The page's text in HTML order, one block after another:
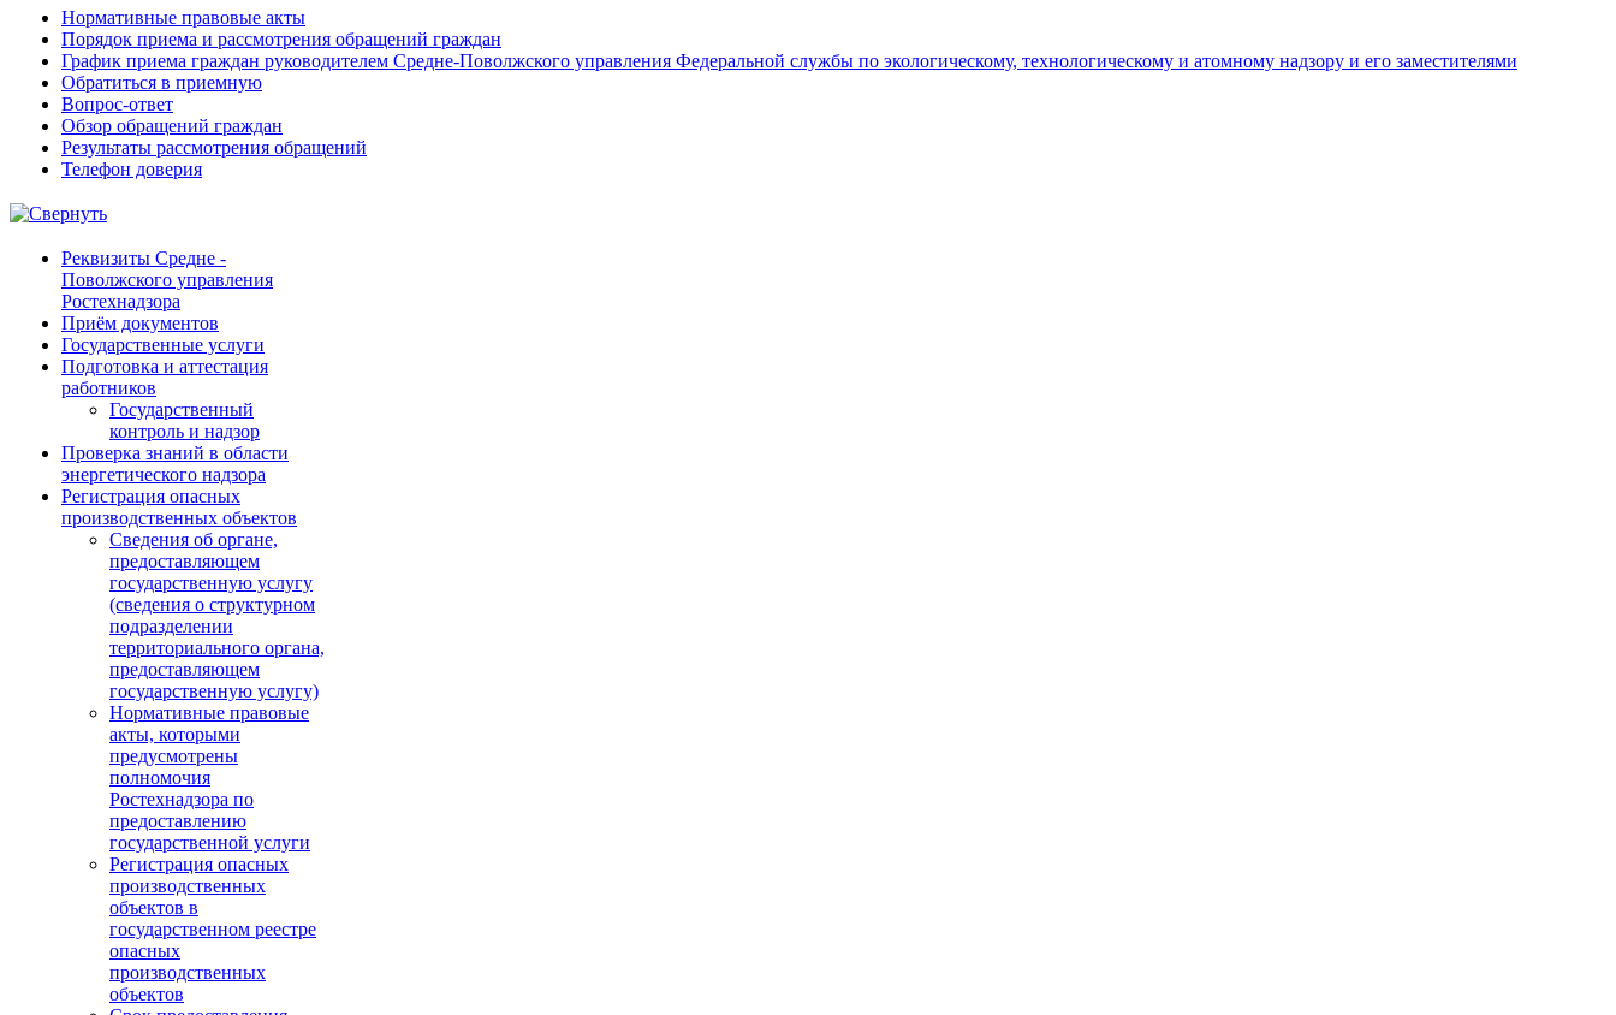
Нормативные правовые акты
Порядок приема и рассмотрения обращений граждан
График приема граждан руководителем Средне-Поволжского управления Федеральной службы по экологическому, технологическому и атомному надзору и его заместителями
Обратиться в приемную
Вопрос-ответ
Обзор обращений граждан
Результаты рассмотрения обращений
Телефон доверия
Реквизиты Средне -
Поволжского управления
Ростехнадзора
Приём документов
Государственные услуги
Подготовка и аттестация
работников
Государственный
контроль и надзор
Проверка знаний в области
энергетического надзора
Регистрация опасных
производственных объектов
Сведения об органе,
предоставляющем
государственную услугу
(сведения о структурном
подразделении
территориального органа,
предоставляющем
государственную услугу)
Нормативные правовые
акты, которыми
предусмотрены
полномочия
Ростехнадзора по
предоставлению
государственной услуги
Регистрация опасных
производственных
объектов в
государственном реестре
опасных
производственных
объектов